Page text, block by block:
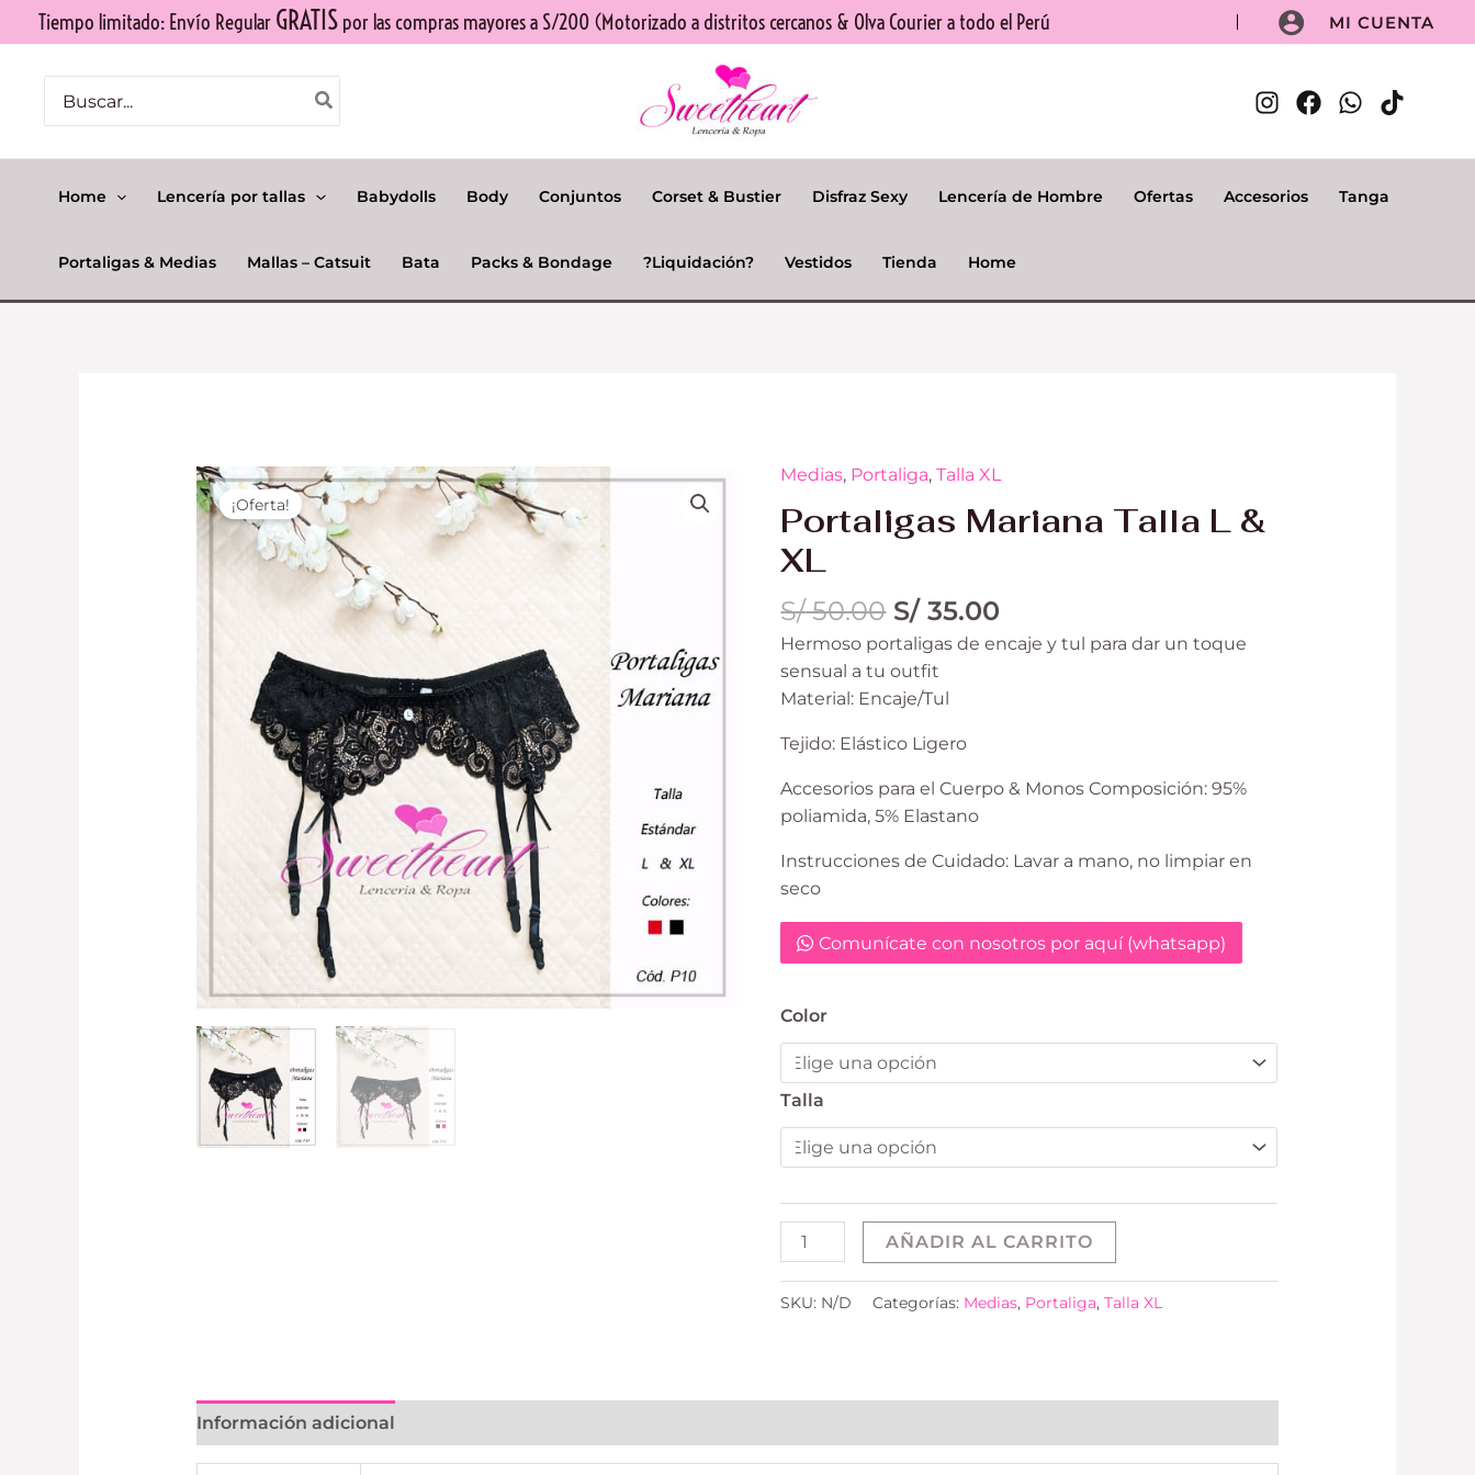
al
Tiempo limitado: Envío Regular GRATIS por las compras mayores a S/200 (Motorizado a distritos cercanos & Olva Courier a todo el Perú MI CUENTA
por:
Home Lencería por tallas Babydolls Body Conjuntos Corset & Bustier Disfraz Sexy Lencería de Hombre Ofertas Accesorios Tanga
Portaligas & Medias Mallas – Catsuit Bata Packs & Bondage ?Liquidación? Vestidos Tienda Home
¡Oferta!
Medias, Portaliga,Talla XL
Portaligas Mariana Talla L &
XL
S/50.00
El
precio
original
S/ 50.00.
S/35.00
El
precio
actual
Hermoso portaligas de encaje y tul para dar un toque
sensual a tu outfit
Material: Encaje/Tul
Tejido: Elástico Ligero
Accesorios para el Cuerpo & Monos Composición: 95%
poliamida, 5% Elastano
Instrucciones de Cuidado: Lavar a mano, no limpiar en
seco
Comunícate con nosotros por aquí (whatsapp)
Color
Talla
Portaligas
Mariana
Talla
L
XL
cantidad
AÑADIR AL CARRITO
SKU: N/D Categorías: Medias, Portaliga,Talla XL
Información adicional